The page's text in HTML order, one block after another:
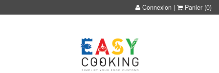
Connexion | Panier (0)